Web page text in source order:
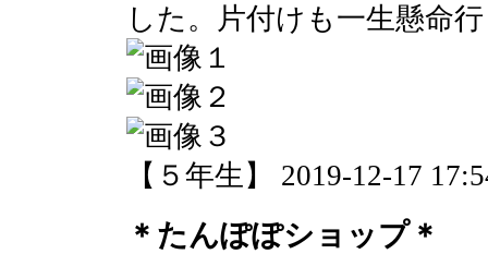
した。片付けも一生懸命
【５年生】 2019-12-17
＊たんぽぽショップ＊